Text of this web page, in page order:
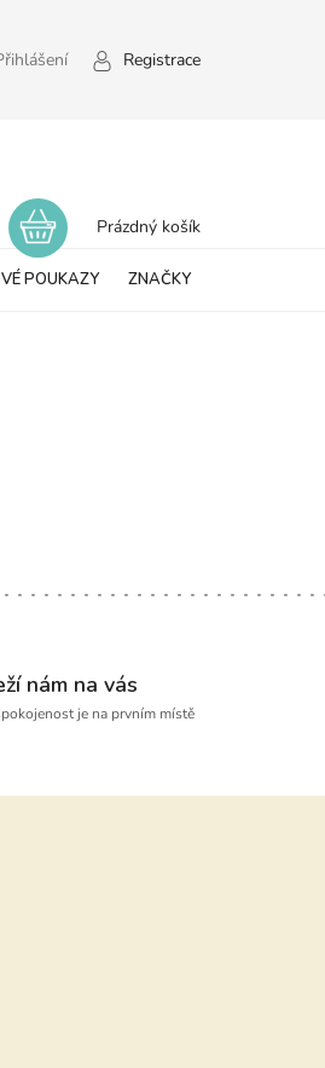
Registrace
Nákupní
Prázdný košík
POUKAZY ZNAČKY
nám na vás
je na prvním místě